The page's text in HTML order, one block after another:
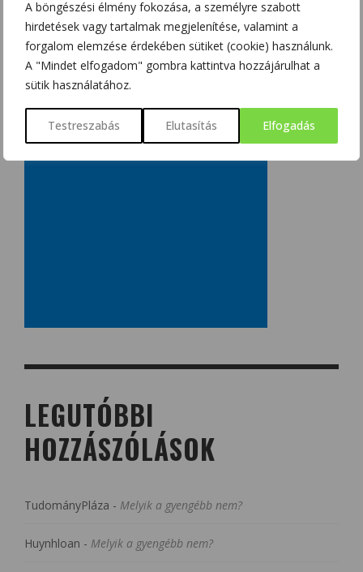
A böngészési élmény fokozása, a személyre szabott
hirdetések vagy tartalmak megjelenítése, valamint a
forgalom elemzése érdekében sütiket (cookie) használunk.
A "Mindet elfogadom" gombra kattintva hozzájárulhat a
sütik használatához.
Testreszabás Elutasítás Elfogadás
LEGUTÓBBI
HOZZÁSZÓLÁSOK
TudományPláza - Melyik a gyengébb nem?
Huynhloan - Melyik a gyengébb nem?